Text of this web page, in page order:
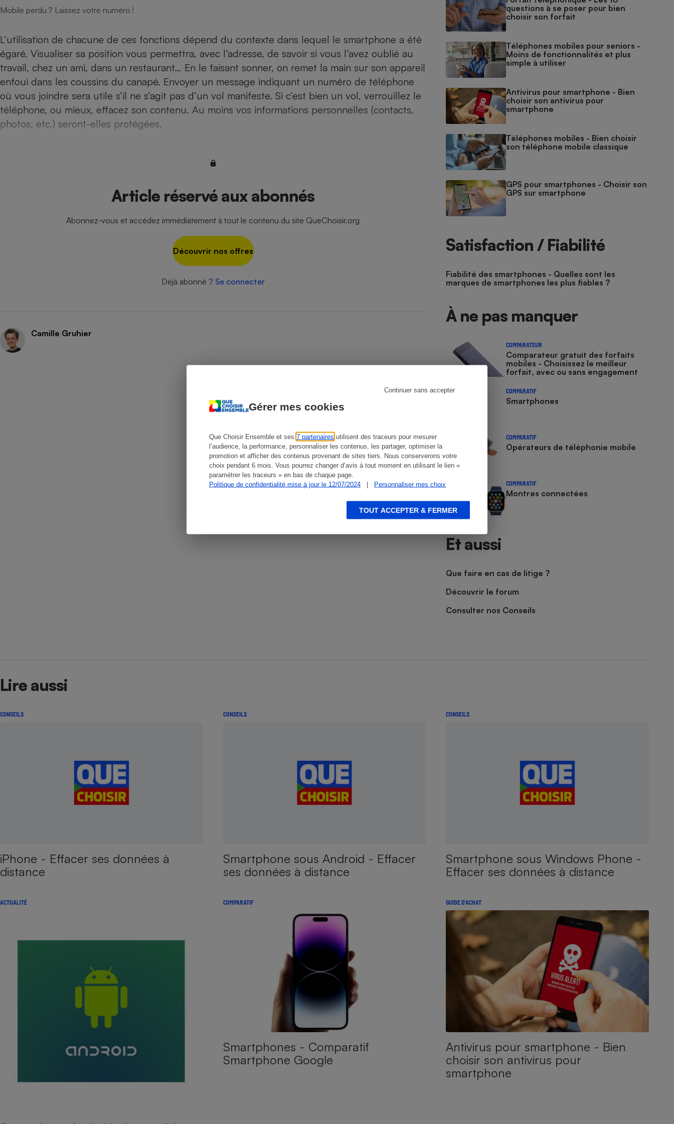
Gérer mes cookies
Que Choisir Ensemble et ses 7 partenaires utilisent des traceurs pour mesurer
l’audience, la performance, personnaliser les contenus, les partager, optimiser la
promotion et afficher des contenus provenant de sites tiers. Nous conserverons votre
choix pendant 6 mois. Vous pourrez changer d’avis à tout moment en utilisant le lien «
paramétrer les traceurs » en bas de chaque page.
Politique de confidentialité mise à jour le 12/07/2024
| Personnaliser mes choix
Continuer sans accepter
TOUT ACCEPTER & FERMER
Mobile perdu ? Laissez votre numéro !
L’utilisation de chacune de ces fonctions dépend du contexte dans lequel le smartphone a été
égaré. Visualiser sa position vous permettra, avec l’adresse, de savoir si vous l’avez oublié au
travail, chez un ami, dans un restaurant… En le faisant sonner, on remet la main sur son appareil
enfoui dans les coussins du canapé. Envoyer un message indiquant un numéro de téléphone
où vous joindre sera utile s’il ne s’agit pas d’un vol manifeste. Si c’est bien un vol, verrouillez le
téléphone, ou mieux, effacez son contenu. Au moins vos informations personnelles (contacts,
photos, etc.) seront-elles protégées.
Article réservé aux abonnés
Abonnez-vous et accédez immédiatement à tout le contenu du site QueChoisir.org
Découvrir nos offres
Déjà abonné ? Se connecter
Camille Gruhier
questions à se poser pour bien
choisir son forfait
Téléphones mobiles pour seniors -
Moins de fonctionnalités et plus
simple à utiliser
Antivirus pour smartphone - Bien
choisir son antivirus pour
smartphone
Téléphones mobiles - Bien choisir
son téléphone mobile classique
GPS pour smartphones - Choisir son
GPS sur smartphone
Satisfaction / Fiabilité
Fiabilité des smartphones - Quelles sont les
marques de smartphones les plus fiables ?
À ne pas manquer
COMPARATEUR
Comparateur gratuit des forfaits
mobiles - Choisissez le meilleur
forfait, avec ou sans engagement
COMPARATIF
Smartphones
COMPARATIF
Opérateurs de téléphonie mobile
COMPARATIF
Montres connectées
Et aussi
Que faire en cas de litige ?
Découvrir le forum
Consulter nos Conseils
Lire aussi
CONSEILS
iPhone - Effacer ses données à
distance
CONSEILS
Smartphone sous Android - Effacer
ses données à distance
CONSEILS
Smartphone sous Windows Phone -
Effacer ses données à distance
ACTUALITÉ COMPARATIF
Smartphones - Comparatif
Smartphone Google
GUIDE D'ACHAT
Antivirus pour smartphone - Bien
choisir son antivirus pour
smartphone
Plaque de cuisson à
induction
Four encastrable
Téléphone mobile -
Smartphone
Appareil photo
numérique
Climatiseur -
Ventilateur
Lessive